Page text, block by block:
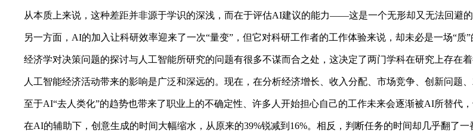
从本质上来说，这种差距并非源于学识的深浅，而在于评估AI建议的能力——这是一个无形却又无法回避的“
另一方面，AI的加入让科研效率迎来了一次“量变”，但它对科研工作者的工作体验来说，却未必是一场“质”
经济学对决策问题的探讨与人工智能所研究的问题有很多不谋而合之处，这决定了两门学科在研究上存在着
人工智能经济活动带来的影响是广泛和深远的。现在，在分析经济增长、收入分配、市场竞争、创新问题、
至于AI“去人类化”的趋势也带来了职业上的不确定性、许多人开始担心自己的工作未来会逐渐被AI所替代，
在AI的辅助下，创意生成的时间大幅缩水，从原来的39%锐减到16%。相反，判断任务的时间却几乎翻了一